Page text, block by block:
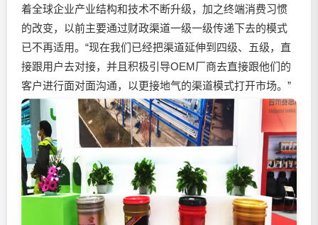
着全球企业产业结构和技术不断升级，加之终端消费习惯
的改变，以前主要通过财政渠道一级一级传递下去的模式
已不再适用。“现在我们已经把渠道延伸到四级、五级，直
接跟用户去对接，并且积极引导OEM厂商去直接跟他们的
客户进行面对面沟通，以更接地气的渠道模式打开市场。”